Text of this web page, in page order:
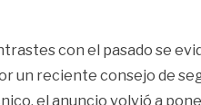
con el pasado se
un reciente consejo de
el anuncio volvió a